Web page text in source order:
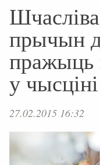
прычын
пражыць
у
27.02.2015 16:32